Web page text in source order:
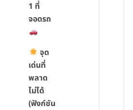
1 ที่
จอดรถ
จุด
เด่นที่
พลาด
ไม่ได้
(ฟังก์ชัน